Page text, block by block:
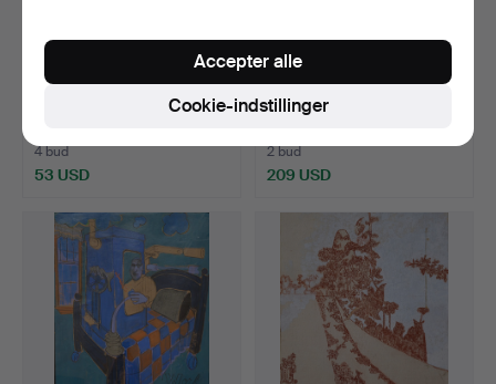
JOAQUIM HIDALGO. Uden
titel.
Opnåede hammerslag 3 aug
4 bud
53 USD
JOSEP TRUCO. En ung
kvinde.
Opnåede hammerslag 3 aug
2 bud
209 USD
Cookie-indstillinger
Accepter alle